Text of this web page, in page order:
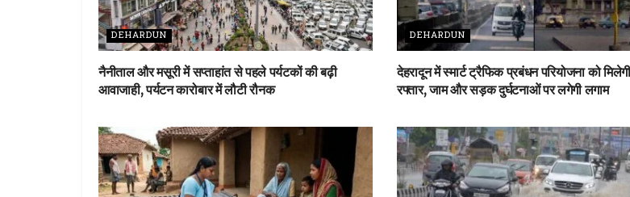
DEHARDUN
नैनीताल और मसूरी में सप्ताहांत से पहले पर्यटकों की बढ़ी
आवाजाही, पर्यटन कारोबार में लौटी रौनक
DEHARDUN
देहरादून में स्मार्ट ट्रैफिक प्रबंधन परियोजना को
रफ्तार, जाम और सड़क दुर्घटनाओं पर लगेगी लगाम